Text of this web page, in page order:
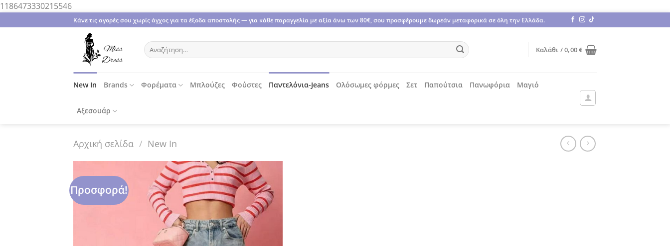
1186473330215546Μετάβαση
στο
περιεχόμενο
Κάνε τις αγορές σου χωρίς άγχος για τα έξοδα αποστολής — για κάθε παραγγελία με αξία άνω των 80€, σου προσφέρουμε δωρεάν μεταφορικά σε όλη την Ελλάδα.
Αναζήτηση
για:
Καλάθι /0,00€
New In Brands Φορέματα Μπλούζες Φούστες Παντελόνια-Jeans Ολόσωμες φόρμες Σετ Παπούτσια Πανωφόρια Μαγιό
Αξεσουάρ
Αρχική σελίδα / New In
Προσφορά!